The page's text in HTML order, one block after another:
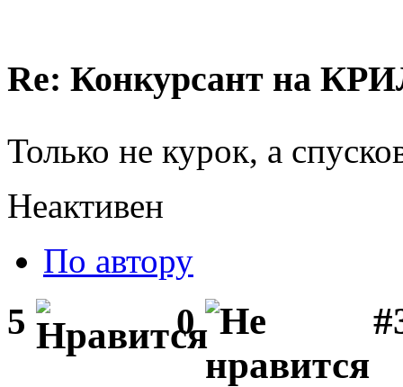
Re: Конкурсант на
Только не курок, а
Неактивен
По автору
5 0